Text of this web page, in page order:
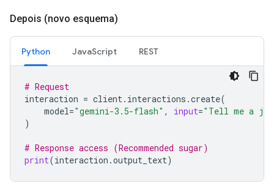
Depois (novo esquema)
Python JavaScript REST
# Request
interaction = client. interactions .create(
model="gemini-3.5-flash" , input="Tell me a
)
# Response access (Recommended sugar)
print(interaction .output_text)